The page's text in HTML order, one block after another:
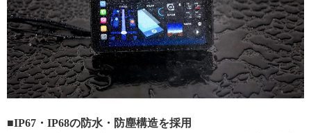
■IP67・IP68の防水・防塵構造を採用